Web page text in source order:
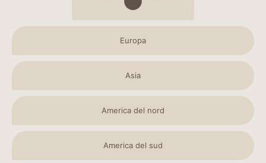
Europa
Asia
America del nord
America del sud